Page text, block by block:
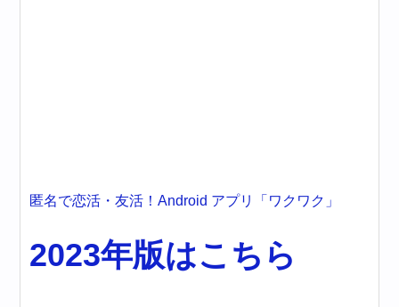
匿名で恋活・友活！Android アプリ「ワクワク」
2023年版はこちら